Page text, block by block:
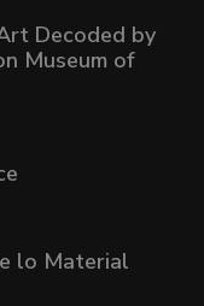
Decoded by
Museum of
lo Material